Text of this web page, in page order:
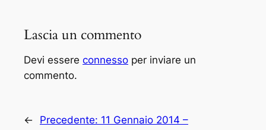
Lascia un commento
Devi essere connesso per inviare un
commento.
← Precedente: 11 Gennaio 2014 –